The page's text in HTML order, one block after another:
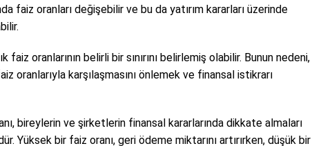
faiz oranları değişebilir ve bu da yatırım kararları üzerinde
faiz oranlarının belirli bir sınırını belirlemiş olabilir. Bunun nedeni,
oranlarıyla karşılaşmasını önlemek ve finansal istikrarı
bireylerin ve şirketlerin finansal kararlarında dikkate almaları
Yüksek bir faiz oranı, geri ödeme miktarını artırırken, düşük bir